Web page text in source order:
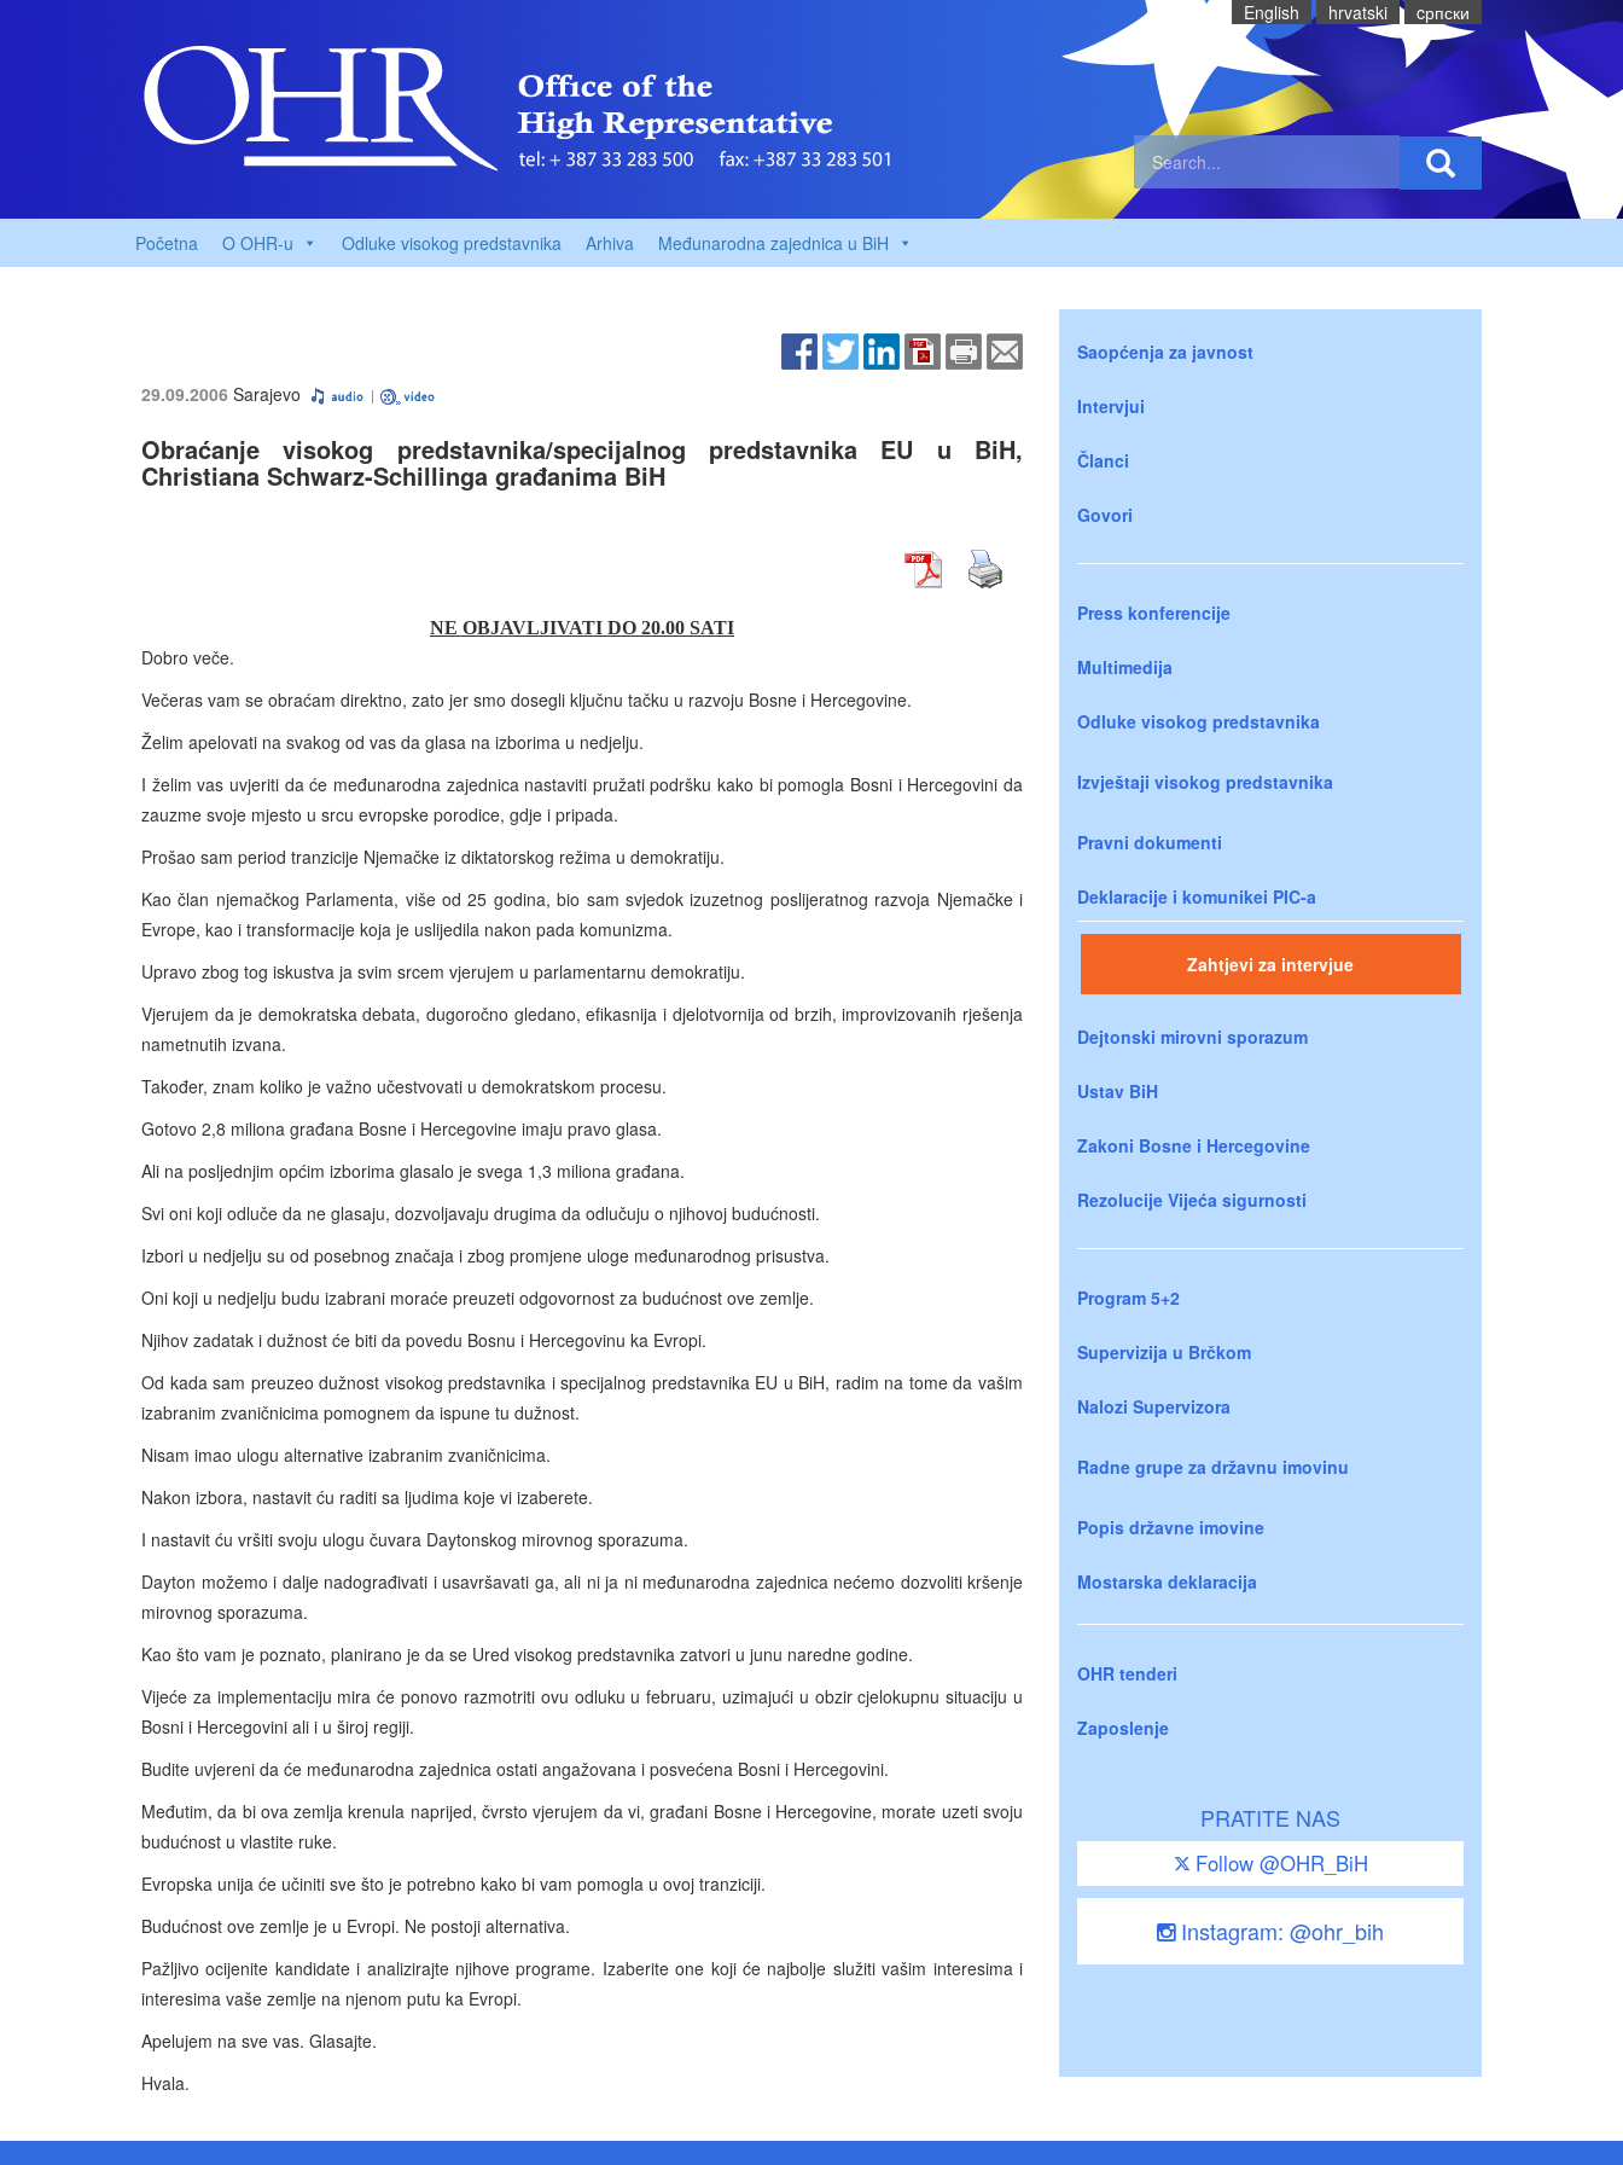
English hrvatski cрпски
Početna O OHR-u Odluke visokog predstavnika Arhiva Međunarodna zajednica u BiH
29.09.2006 Sarajevo
Obraćanje visokog predstavnika/specijalnog predstavnika EU u BiH,
Christiana Schwarz-Schillinga građanima BiH
NE OBJAVLJIVATI DO 20.00 SATI
Dobro veče.
Večeras vam se obraćam direktno, zato jer smo dosegli ključnu tačku u razvoju Bosne i Hercegovine.
Želim apelovati na svakog od vas da glasa na izborima u nedjelju.
I želim vas uvjeriti da će međunarodna zajednica nastaviti pružati podršku kako bi pomogla Bosni i Hercegovini da
zauzme svoje mjesto u srcu evropske porodice, gdje i pripada.
Prošao sam period tranzicije Njemačke iz diktatorskog režima u demokratiju.
Kao član njemačkog Parlamenta, više od 25 godina, bio sam svjedok izuzetnog poslijeratnog razvoja Njemačke i
Evrope, kao i transformacije koja je uslijedila nakon pada komunizma.
Upravo zbog tog iskustva ja svim srcem vjerujem u parlamentarnu demokratiju.
Vjerujem da je demokratska debata, dugoročno gledano, efikasnija i djelotvornija od brzih, improvizovanih rješenja
nametnutih izvana.
Također, znam koliko je važno učestvovati u demokratskom procesu.
Gotovo 2,8 miliona građana Bosne i Hercegovine imaju pravo glasa.
Ali na posljednjim općim izborima glasalo je svega 1,3 miliona građana.
Svi oni koji odluče da ne glasaju, dozvoljavaju drugima da odlučuju o njihovoj budućnosti.
Izbori u nedjelju su od posebnog značaja i zbog promjene uloge međunarodnog prisustva.
Oni koji u nedjelju budu izabrani moraće preuzeti odgovornost za budućnost ove zemlje.
Njihov zadatak i dužnost će biti da povedu Bosnu i Hercegovinu ka Evropi.
Od kada sam preuzeo dužnost visokog predstavnika i specijalnog predstavnika EU u BiH, radim na tome da vašim
izabranim zvaničnicima pomognem da ispune tu dužnost.
Nisam imao ulogu alternative izabranim zvaničnicima.
Nakon izbora, nastavit ću raditi sa ljudima koje vi izaberete.
I nastavit ću vršiti svoju ulogu čuvara Daytonskog mirovnog sporazuma.
Dayton možemo i dalje nadograđivati i usavršavati ga, ali ni ja ni međunarodna zajednica nećemo dozvoliti kršenje
mirovnog sporazuma.
Kao što vam je poznato, planirano je da se Ured visokog predstavnika zatvori u junu naredne godine.
Vijeće za implementaciju mira će ponovo razmotriti ovu odluku u februaru, uzimajući u obzir cjelokupnu situaciju u
Bosni i Hercegovini ali i u široj regiji.
Budite uvjereni da će međunarodna zajednica ostati angažovana i posvećena Bosni i Hercegovini.
Međutim, da bi ova zemlja krenula naprijed, čvrsto vjerujem da vi, građani Bosne i Hercegovine, morate uzeti svoju
budućnost u vlastite ruke.
Evropska unija će učiniti sve što je potrebno kako bi vam pomogla u ovoj tranziciji.
Budućnost ove zemlje je u Evropi. Ne postoji alternativa.
Pažljivo ocijenite kandidate i analizirajte njihove programe. Izaberite one koji će najbolje služiti vašim interesima i
interesima vaše zemlje na njenom putu ka Evropi.
Apelujem na sve vas. Glasajte.
Hvala.
Saopćenja za javnost
Intervjui
Članci
Govori
Press konferencije
Multimedija
Odluke visokog predstavnika
Izvještaji visokog predstavnika
Pravni dokumenti
Deklaracije i komunikei PIC-a
Zahtjevi za intervjue
Dejtonski mirovni sporazum
Ustav BiH
Zakoni Bosne i Hercegovine
Rezolucije Vijeća sigurnosti
Program 5+2
Supervizija u Brčkom
Nalozi Supervizora
Radne grupe za državnu imovinu
Popis državne imovine
Mostarska deklaracija
OHR tenderi
Zaposlenje
PRATITE NAS
Follow @OHR_BiH
Instagram: @ohr_bih